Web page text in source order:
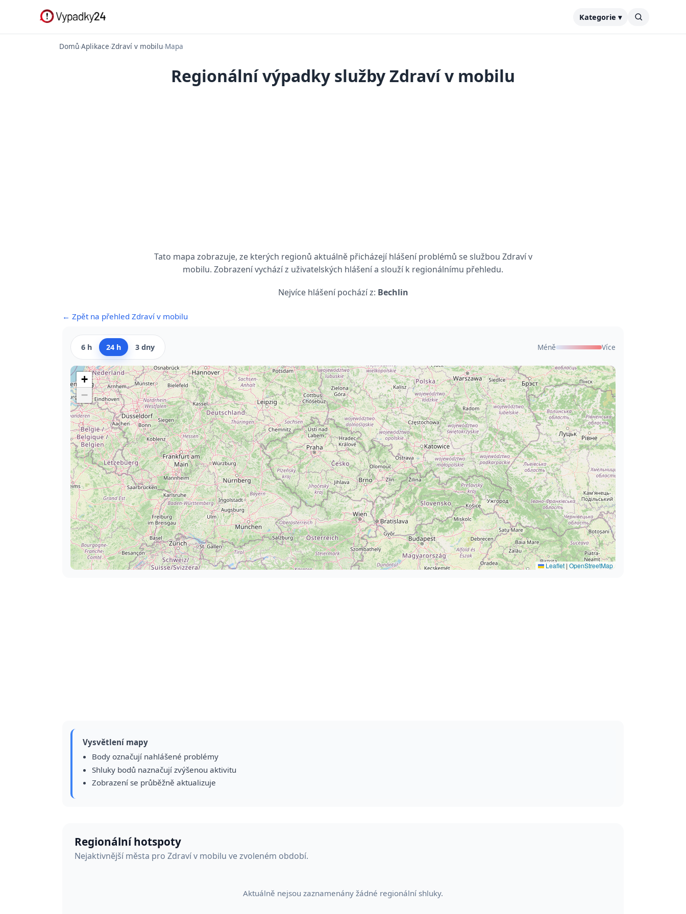
Kategorie ▾
Domů›Aplikace›Zdraví v mobilu›Mapa
Regionální výpadky služby Zdraví v mobilu
Tato mapa zobrazuje, ze kterých regionů aktuálně přicházejí hlášení problémů se službou Zdraví v
mobilu. Zobrazení vychází z uživatelských hlášení a slouží k regionálnímu přehledu.
Nejvíce hlášení pochází z: Bechlin
← Zpět na přehled Zdraví v mobilu
6 h 24 h 3 dny Méně Více
+
−
Leaflet | OpenStreetMap
Vysvětlení mapy
Body označují nahlášené problémy
Shluky bodů naznačují zvýšenou aktivitu
Zobrazení se průběžně aktualizuje
Regionální hotspoty
Nejaktivnější města pro Zdraví v mobilu ve zvoleném období.
Aktuálně nejsou zaznamenány žádné regionální shluky.